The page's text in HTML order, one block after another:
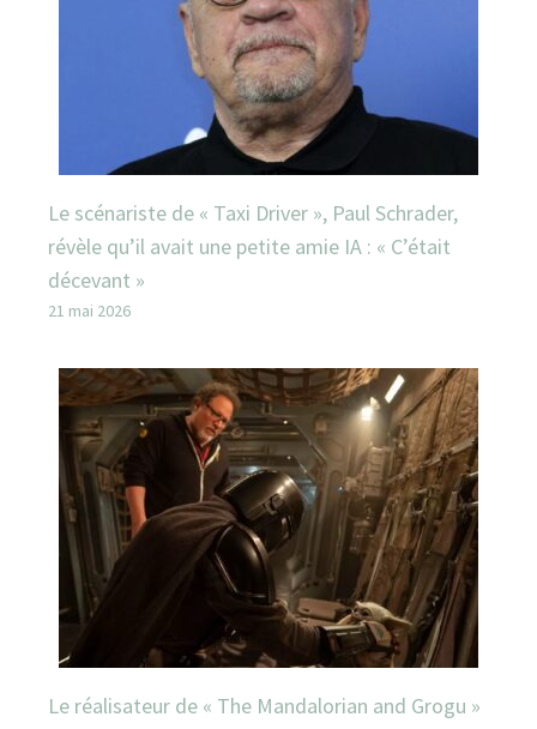
Le scénariste de « Taxi Driver », Paul Schrader,
révèle qu’il avait une petite amie IA : « C’était
décevant »
21 mai 2026
Le réalisateur de « The Mandalorian and Grogu »